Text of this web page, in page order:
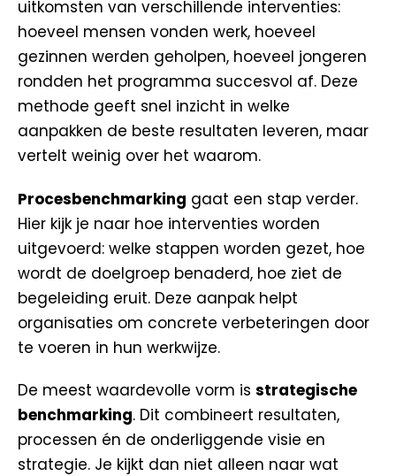
uitkomsten van verschillende interventies:
hoeveel mensen vonden werk, hoeveel
gezinnen werden geholpen, hoeveel jongeren
rondden het programma succesvol af. Deze
methode geeft snel inzicht in welke
aanpakken de beste resultaten leveren, maar
vertelt weinig over het waarom.
Procesbenchmarking gaat een stap verder.
Hier kijk je naar hoe interventies worden
uitgevoerd: welke stappen worden gezet, hoe
wordt de doelgroep benaderd, hoe ziet de
begeleiding eruit. Deze aanpak helpt
organisaties om concrete verbeteringen door
te voeren in hun werkwijze.
De meest waardevolle vorm is strategische
benchmarking. Dit combineert resultaten,
processen én de onderliggende visie en
strategie. Je kijkt dan niet alleen naar wat